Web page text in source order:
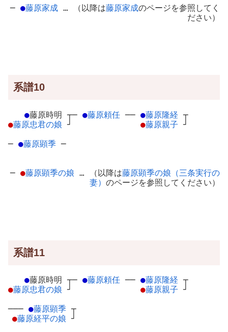
─ ●藤原家成 … （以降は藤原家成のページを参照してく
ださい）
系譜10
●藤原時明 ┬
●藤原忠君の娘 ┘
─ ●藤原頼任 ── ●藤原隆経 ┬
●藤原親子 ┘
─ ●藤原顕季 ─
─ ●藤原顕季の娘 … （以降は藤原顕季の娘（三条実行の
妻） のページを参照してください）
系譜11
●藤原時明 ┬
●藤原忠君の娘 ┘
─ ●藤原頼任 ── ●藤原隆経 ┬
●藤原親子 ┘
─── ●藤原顕季 ┬
●藤原経平の娘 ┘